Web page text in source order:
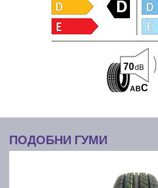
ABC
70dB
ПОДОБНИ ГУМИ